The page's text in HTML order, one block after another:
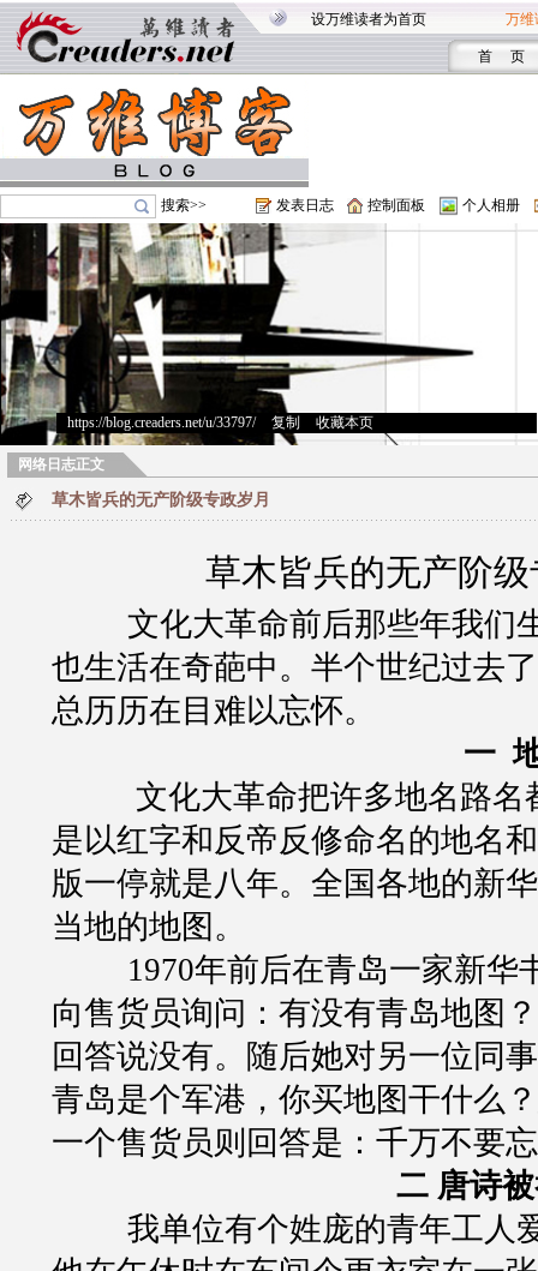
设万维读者为首页 万维
首 页
搜索>> 发表日志 控制面板 个人相册
https://blog.creaders.net/u/33797/> 复制 收藏本页
网络日志正文
草木皆兵的无产阶级专政岁月
草木皆兵的无产阶级
文化大革命前后那些年我们
也生活在奇葩中。半个世纪过去
总历历在目难以忘怀。
一
文化大革命把许多地名路名
是以红字和反帝反修命名的地名
版一停就是八年。全国各地的新
当地的地图。
1970年前后在青岛一家新华
向售货员询问：有没有青岛地图
回答说没有。随后她对另一位同
青岛是个军港，你买地图干什么
一个售货员则回答是：千万不要
二 唐诗
我单位有个姓庞的青年工人